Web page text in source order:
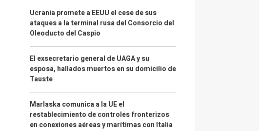
Ucrania promete a EEUU el cese de sus
ataques a la terminal rusa del Consorcio del
Oleoducto del Caspio
El exsecretario general de UAGA y su
esposa, hallados muertos en su domicilio de
Tauste
Marlaska comunica a la UE el
restablecimiento de controles fronterizos
en conexiones aéreas y marítimas con Italia